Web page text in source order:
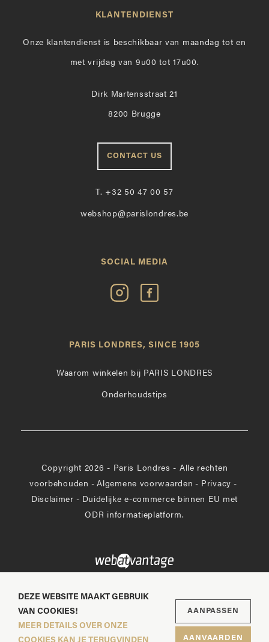
KLANTENDIENST
Onze klantendienst is beschikbaar van maandag tot en
met vrijdag van 9u00 tot 17u00.
Dirk Martensstraat 21
8200 Brugge
CONTACT US
T. +32 50 47 00 57
webshop@parislondres.be
SOCIAL MEDIA
Volg
Paris
Instagram
Vind
op
PARIS LONDRES, SINCE 1905
Waarom winkelen bij PARIS LONDRES
Onderhoudstips
Copyright 2026 - Paris Londres - Alle rechten
voorbehouden - Algemene voorwaarden - Privacy -
Disclaimer - Duidelijke e-commerce binnen EU met
ODR informatieplatform.
DEZE WEBSITE MAAKT GEBRUIK
VAN COOKIES!
MEER DETAILS OVER ONZE
AANPASSEN
AANVAARDEN